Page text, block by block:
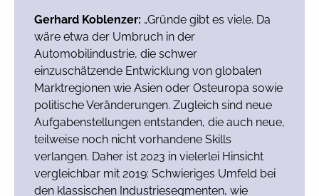
Gerhard Koblenzer: „Gründe gibt es viele. Da
wäre etwa der Umbruch in der
Automobilindustrie, die schwer
einzuschätzende Entwicklung von globalen
Marktregionen wie Asien oder Osteuropa sowie
politische Veränderungen. Zugleich sind neue
Aufgabenstellungen entstanden, die auch neue,
teilweise noch nicht vorhandene Skills
verlangen. Daher ist 2023 in vielerlei Hinsicht
vergleichbar mit 2019: Schwieriges Umfeld bei
den klassischen Industriesegmenten, wie